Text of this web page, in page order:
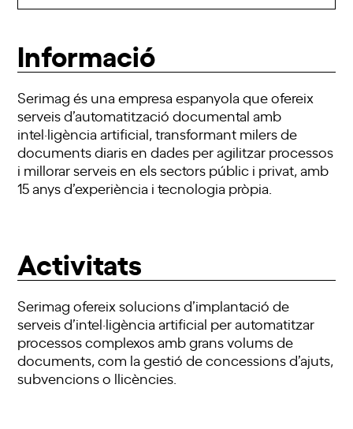
Informació
Serimag és una empresa espanyola que ofereix
serveis d’automatització documental amb
intel·ligència artificial, transformant milers de
documents diaris en dades per agilitzar processos
i millorar serveis en els sectors públic i privat, amb
15 anys d’experiència i tecnologia pròpia.
Activitats
Serimag ofereix solucions d’implantació de
serveis d’intel·ligència artificial per automatitzar
processos complexos amb grans volums de
documents, com la gestió de concessions d’ajuts,
subvencions o llicències.